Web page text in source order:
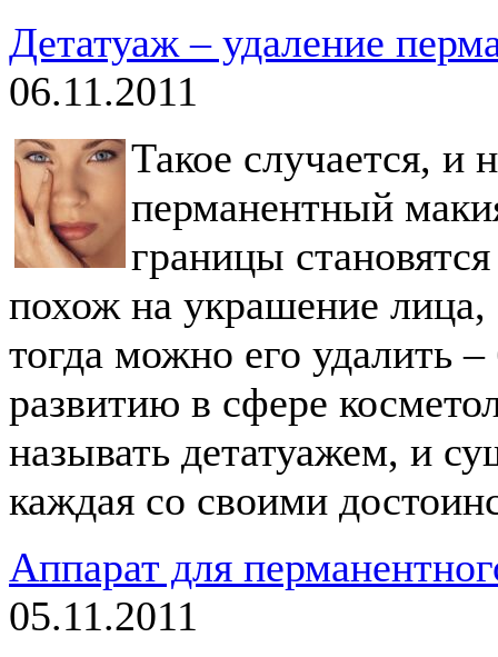
Детатуаж – удаление
06.11.2011
Такое случается, и
перманентный
границы
похож на украшение лица,
тогда можно его удалить
развитию в сфере
называть детатуажем, и
каждая со своими
Аппарат для
05.11.2011